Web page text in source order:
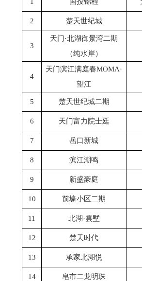
2 楚天世纪城
3
天门 ·北湖御景湾二期
（纯水岸）
4
天门滨江满庭春ΜΟΜΛ·
望江
5 楚天世纪城二期
6 天门富力院士廷
7 岳口新城
8 滨江潮鸣
9 新盛豪庭
10 前壕小区二期
11 北湖·雲墅
12 楚天时代
13 承家北湖悦
14 皂市二龙明珠